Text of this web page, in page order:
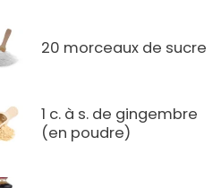
20 morceaux de sucre
1 c. à s. de gingembre
(en poudre)